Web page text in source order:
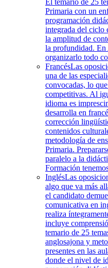
El temario de 25
Primaria con un
programación
integrada del ciclo
la amplitud de
la profundidad. En
organizarlo todo
FrancésLas
una de las
convocadas, lo
competitivas. Al
idioma es
desarrolla en
corrección
contenidos
metodología de
Primaria.
paralelo a la
Formación
InglésLas
algo que va más
el candidato
comunicativa en
realiza
incluye
temario de 25
anglosajona y
presentes en las
donde el nivel de